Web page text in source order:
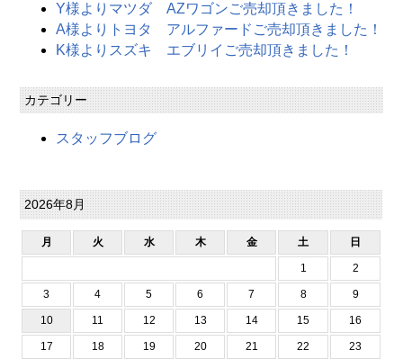
Y様よりマツダ AZワゴンご売却頂きました！
A様よりトヨタ アルファードご売却頂きました！
K様よりスズキ エブリイご売却頂きました！
カテゴリー
スタッフブログ
2026年8月
月 火 水 木 金 土 日
1 2
3 4 5 6 7 8 9
10 11 12 13 14 15 16
17 18 19 20 21 22 23